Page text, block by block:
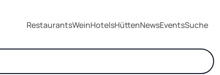
RestaurantsWeinHotelsHüttenNewsEventsSuche